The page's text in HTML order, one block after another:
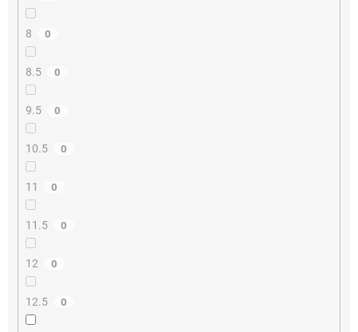
8 0
8.5 0
9.5 0
10.5 0
11 0
11.5 0
12 0
12.5 0